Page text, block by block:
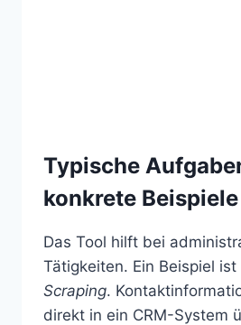
Typische
konkrete Beispiele
Das Tool hilft bei
Tätigkeiten. Ein Beispiel ist
Scraping.
direkt in ein CRM-System